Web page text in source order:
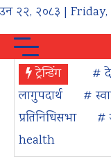
२२, २०८३ |
ट्रेन्डिंग #
लागुपदार्थ
#
प्रतिनिधिसभा
#
health